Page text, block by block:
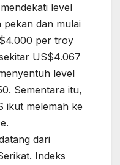
level
pekan dan mulai
per troy
US$4.067
level
Sementara itu,
ikut melemah ke
dari
Indeks